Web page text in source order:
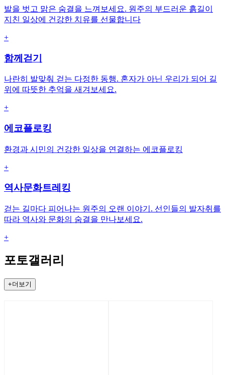
발을 벗고 맑은 숨결을 느껴보세요. 원주의 부드러운 흙길이
지친 일상에 건강한 치유를 선물합니다
+
함께걷기
나란히 발맞춰 걷는 다정한 동행. 혼자가 아닌 우리가 되어 길
위에 따뜻한 추억을 새겨보세요.
+
에코플로킹
환경과 시민의 건강한 일상을 연결하는 에코플로킹
+
역사문화트레킹
걷는 길마다 피어나는 원주의 오랜 이야기. 선인들의 발자취를
따라 역사와 문화의 숨결을 만나보세요.
+
포토갤러리
+더보기